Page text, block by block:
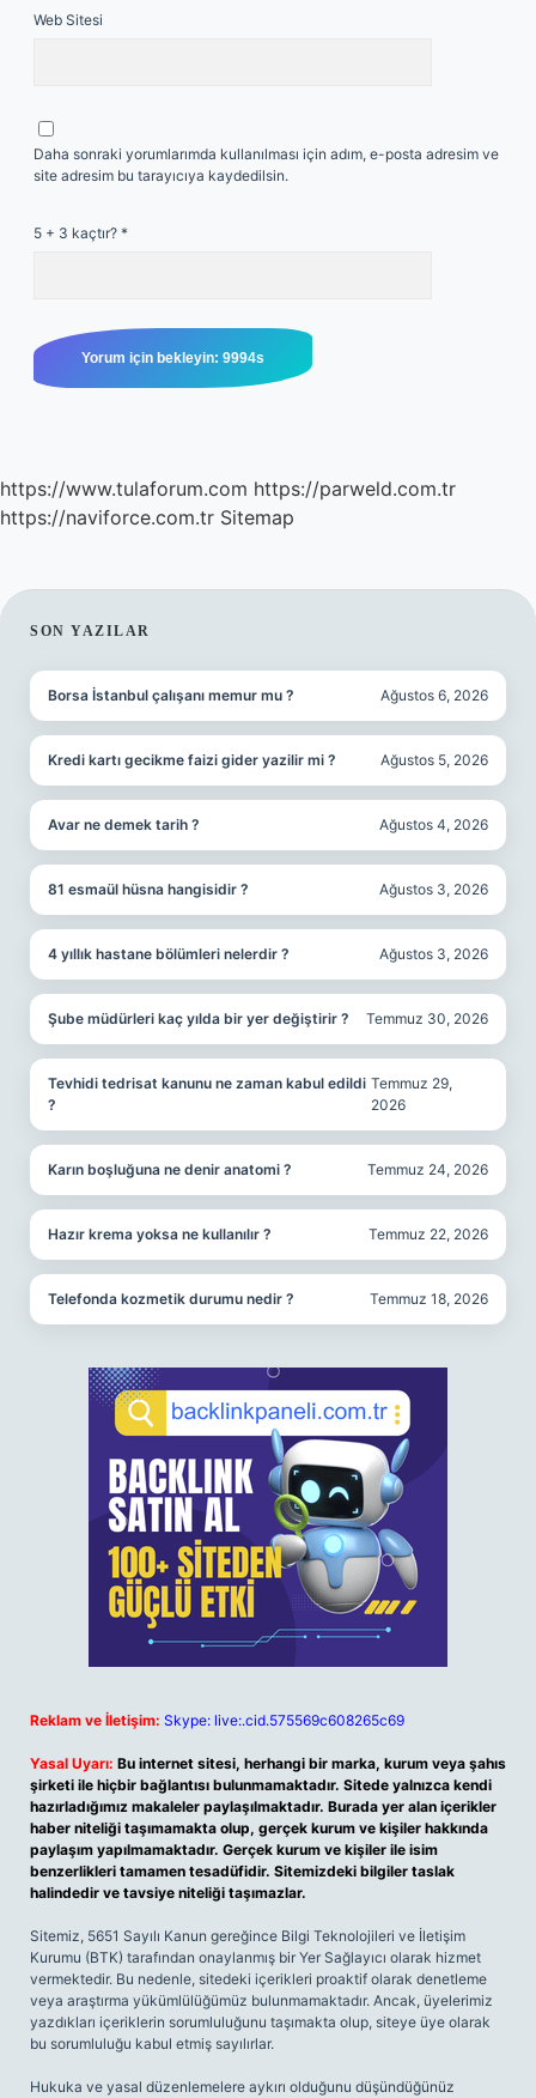
Web Sitesi
Daha sonraki yorumlarımda kullanılması için adım, e-posta adresim ve
site adresim bu tarayıcıya kaydedilsin.
5 + 3 kaçtır? *
https://www.tulaforum.com https://parweld.com.tr
https://naviforce.com.tr Sitemap
SIDEBAR
SON YAZILAR
Borsa İstanbul çalışanı memur mu ? Ağustos 6, 2026
Kredi kartı gecikme faizi gider yazilir mi ? Ağustos 5, 2026
Avar ne demek tarih ? Ağustos 4, 2026
81 esmaül hüsna hangisidir ? Ağustos 3, 2026
4 yıllık hastane bölümleri nelerdir ? Ağustos 3, 2026
Şube müdürleri kaç yılda bir yer değiştirir ? Temmuz 30, 2026
Tevhidi tedrisat kanunu ne zaman kabul edildi
?
Temmuz 29,
2026
Karın boşluğuna ne denir anatomi ? Temmuz 24, 2026
Hazır krema yoksa ne kullanılır ? Temmuz 22, 2026
Telefonda kozmetik durumu nedir ? Temmuz 18, 2026
Reklam ve İletişim: Skype: live:.cid.575569c608265c69
Yasal Uyarı: Bu internet sitesi, herhangi bir marka, kurum veya şahıs
şirketi ile hiçbir bağlantısı bulunmamaktadır. Sitede yalnızca kendi
hazırladığımız makaleler paylaşılmaktadır. Burada yer alan içerikler
haber niteliği taşımamakta olup, gerçek kurum ve kişiler hakkında
paylaşım yapılmamaktadır. Gerçek kurum ve kişiler ile isim
benzerlikleri tamamen tesadüfidir. Sitemizdeki bilgiler taslak
halindedir ve tavsiye niteliği taşımazlar.
Sitemiz, 5651 Sayılı Kanun gereğince Bilgi Teknolojileri ve İletişim
Kurumu (BTK) tarafından onaylanmış bir Yer Sağlayıcı olarak hizmet
vermektedir. Bu nedenle, sitedeki içerikleri proaktif olarak denetleme
veya araştırma yükümlülüğümüz bulunmamaktadır. Ancak, üyelerimiz
yazdıkları içeriklerin sorumluluğunu taşımakta olup, siteye üye olarak
bu sorumluluğu kabul etmiş sayılırlar.
Hukuka ve yasal düzenlemelere aykırı olduğunu düşündüğünüz